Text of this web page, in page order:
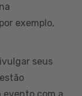
exemplo,
seus
evento com a